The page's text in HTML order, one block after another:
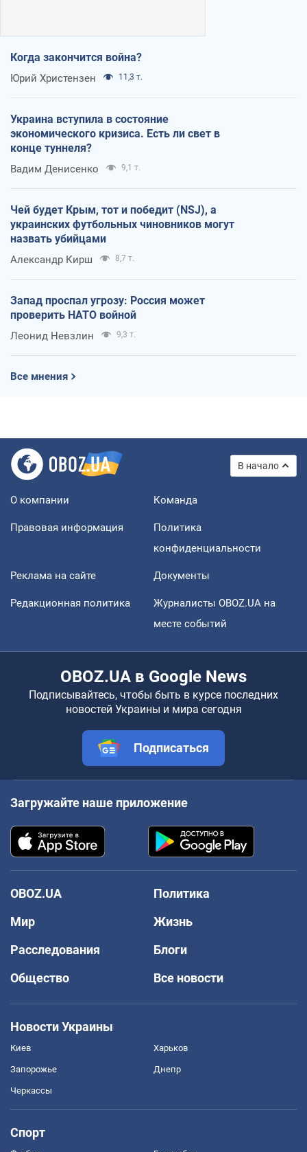
Когда закончится война?
Юрий Христензен 11,3 т.
Украина вступила в состояние
экономического кризиса. Есть ли свет в
конце туннеля?
Вадим Денисенко 9,1 т.
Чей будет Крым, тот и победит (NSJ), а
украинских футбольных чиновников могут
назвать убийцами
Александр Кирш 8,7 т.
Запад проспал угрозу: Россия может
проверить НАТО войной
Леонид Невзлин 9,3 т.
Все мнения
В начало
О компании Команда
Правовая информация
Политика
конфиденциальности
Реклама на сайте Документы
Редакционная политика
Журналисты OBOZ.UA на
месте событий
OBOZ.UA в Google News
Подписывайтесь, чтобы быть в курсе последних
новостей Украины и мира сегодня
Подписаться
Загружайте наше приложение
OBOZ.UA
Политика
Мир
Жизнь
Расследования
Блоги
Общество
Все новости
Новости Украины
Киев Харьков
Запорожье Днепр
Черкассы
Спорт